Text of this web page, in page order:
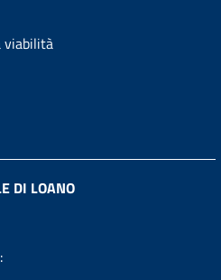
viabilità
DI LOANO